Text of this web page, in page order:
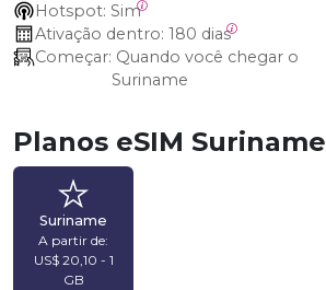
Hotspot: Sim
Ativação dentro: 180 dias
Começar:
Suriname
Planos eSIM Suriname
Suriname
A partir de:
US$ 20,10 - 1
GB